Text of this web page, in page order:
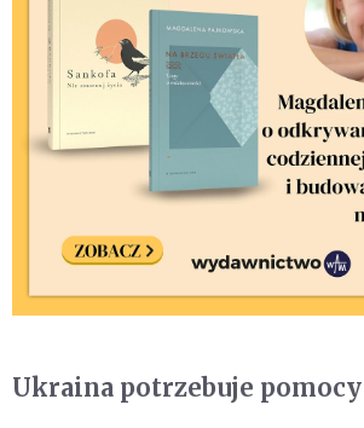
Ukraina potrzebuje